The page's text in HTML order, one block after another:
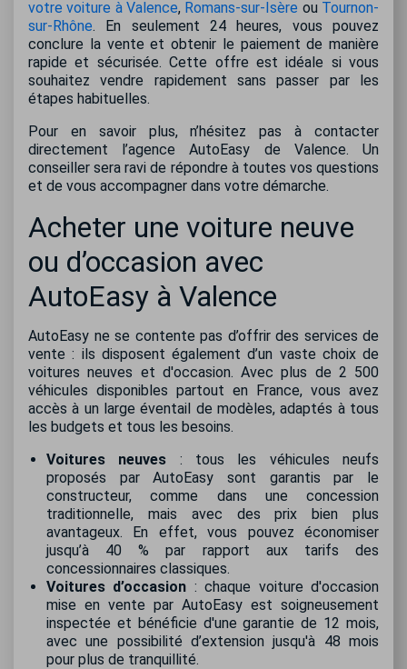
votre voiture à Valence, Romans-sur-Isère ou Tournon-
sur-Rhône. En seulement 24 heures, vous pouvez
conclure la vente et obtenir le paiement de manière
rapide et sécurisée. Cette offre est idéale si vous
souhaitez vendre rapidement sans passer par les
étapes habituelles.
Pour en savoir plus, n’hésitez pas à contacter
directement l’agence AutoEasy de Valence. Un
conseiller sera ravi de répondre à toutes vos questions
et de vous accompagner dans votre démarche.
Acheter une voiture neuve
ou d’occasion avec
AutoEasy à Valence
AutoEasy ne se contente pas d’offrir des services de
vente : ils disposent également d’un vaste choix de
voitures neuves et d'occasion. Avec plus de 2 500
véhicules disponibles partout en France, vous avez
accès à un large éventail de modèles, adaptés à tous
les budgets et tous les besoins.
Voitures neuves : tous les véhicules neufs
proposés par AutoEasy sont garantis par le
constructeur, comme dans une concession
traditionnelle, mais avec des prix bien plus
avantageux. En effet, vous pouvez économiser
jusqu’à 40 % par rapport aux tarifs des
concessionnaires classiques.
Voitures d’occasion : chaque voiture d'occasion
mise en vente par AutoEasy est soigneusement
inspectée et bénéficie d'une garantie de 12 mois,
avec une possibilité d’extension jusqu'à 48 mois
pour plus de tranquillité.